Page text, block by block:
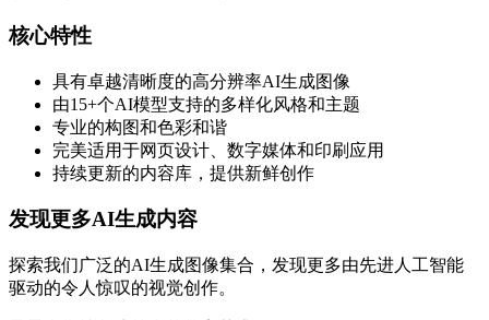
核心特性
具有卓越清晰度的高分辨率AI生成图像
由15+个AI模型支持的多样化风格和主题
专业的构图和色彩和谐
完美适用于网页设计、数字媒体和印刷应用
持续更新的内容库，提供新鲜创作
发现更多AI生成内容
探索我们广泛的AI生成图像集合，发现更多由先进人工智能
驱动的令人惊叹的视觉创作。